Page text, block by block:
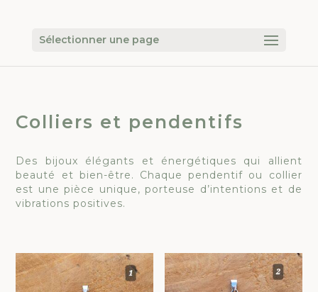
Sélectionner une page
Colliers et pendentifs
Des bijoux élégants et énergétiques qui allient
beauté et bien-être. Chaque pendentif ou collier
est une pièce unique, porteuse d’intentions et de
vibrations positives.